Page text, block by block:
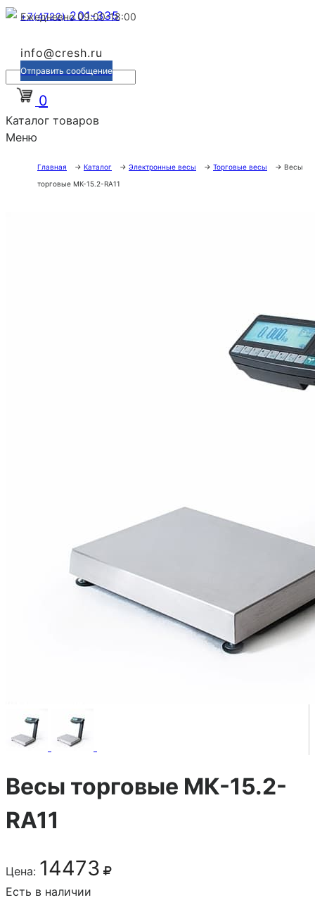
+7(4722)201-335
Ежедневно 09:00-18:00
info@cresh.ru
Отправить сообщение
0
Каталог товаров
Меню
Главная → Каталог → Электронные весы → Торговые весы → Весы
торговые МК-15.2-RA11
Весы торговые МК-15.2-
RA11
Цена: 14473
Есть в наличии